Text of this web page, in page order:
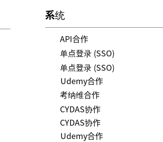
系统
API合作
单点登录 (SSO)
单点登录 (SSO)
Udemy合作
考纳维合作
CYDAS协作
CYDAS协作
Udemy合作